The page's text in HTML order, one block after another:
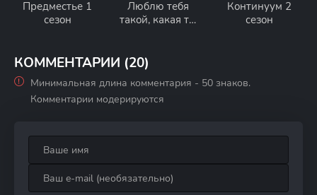
Предместье 1
сезон
Люблю тебя
такой, какая ты
Континуум 2
сезон
КОММЕНТАРИИ (20)
Минимальная длина комментария - 50 знаков.
Комментарии модерируются